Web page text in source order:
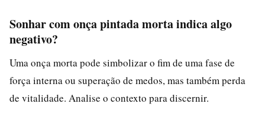
Sonhar com onça pintada morta indica algo
negativo?
Uma onça morta pode simbolizar o fim de uma fase de
força interna ou superação de medos, mas também perda
de vitalidade. Analise o contexto para discernir.